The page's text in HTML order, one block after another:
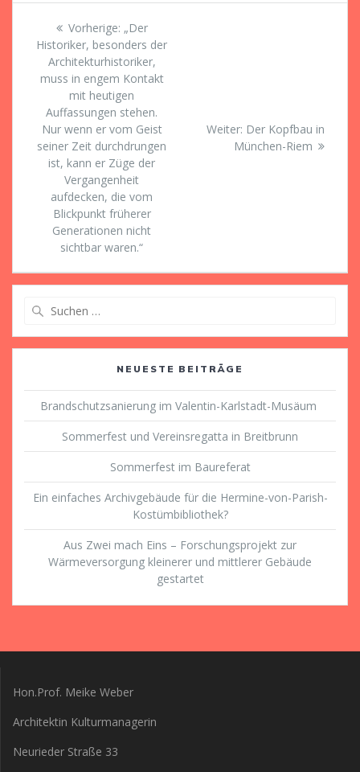
Beitragsnavigation
Vorherige: Vorheriger
Beitrag:
„Der
Historiker, besonders der
Architekturhistoriker,
muss in engem Kontakt
mit heutigen
Auffassungen stehen.
Nur wenn er vom Geist
seiner Zeit durchdrungen
ist, kann er Züge der
Vergangenheit
aufdecken, die vom
Blickpunkt früherer
Generationen nicht
sichtbar waren.“
Weiter: Nächster
Beitrag:
Der Kopfbau in
München-Riem
NEUESTE BEITRÄGE
Brandschutzsanierung im Valentin-Karlstadt-Musäum
Sommerfest und Vereinsregatta in Breitbrunn
Sommerfest im Baureferat
Ein einfaches Archivgebäude für die Hermine-von-Parish-
Kostümbibliothek?
Aus Zwei mach Eins – Forschungsprojekt zur
Wärmeversorgung kleinerer und mittlerer Gebäude
gestartet
Hon.Prof. Meike Weber
Architektin Kulturmanagerin
Neurieder Straße 33